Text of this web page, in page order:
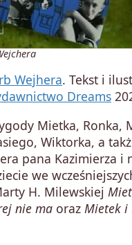
Wejhera. Tekst i
Dreams
Mietka, Ronka,
Wiktorka, a
pana Kazimierza i
we
H. Milewskiej
nie ma oraz Mietek